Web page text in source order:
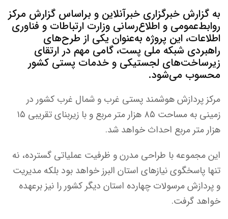
به گزارش خبرگزاری خبرآنلاین و براساس گزارش مرکز
روابط‌عمومی و اطلاع‌رسانی وزارت ارتباطات و فناوری
اطلاعات، این پروژه به‌عنوان یکی از طرح‌های
راهبردی شبکه ملی پست، گامی مهم در ارتقای
زیرساخت‌های لجستیکی و خدمات پستی کشور
محسوب می‌شود.
مرکز پردازش هوشمند پستی غرب و شمال غرب کشور در
زمینی به مساحت ۸۵ هزار متر مربع و با زیربنای تقریبی ۱۵
هزار متر مربع احداث خواهد شد.
این مجموعه با طراحی مدرن و ظرفیت عملیاتی گسترده، نه
تنها پاسخگوی نیازهای استان البرز خواهد بود بلکه مدیریت
و پردازش مرسولات چهارده استان دیگر کشور را نیز برعهده
خواهد گرفت.